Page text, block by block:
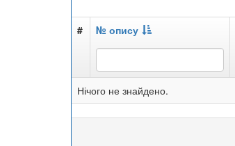
# № опису
Нічого не знайдено.